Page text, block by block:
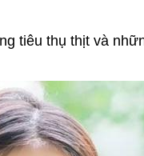
tiêu thụ thịt và